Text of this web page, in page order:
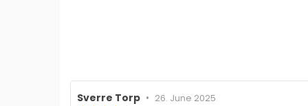
Forfatter:
Sverre Torp • Omtaledato:
26. June 2025